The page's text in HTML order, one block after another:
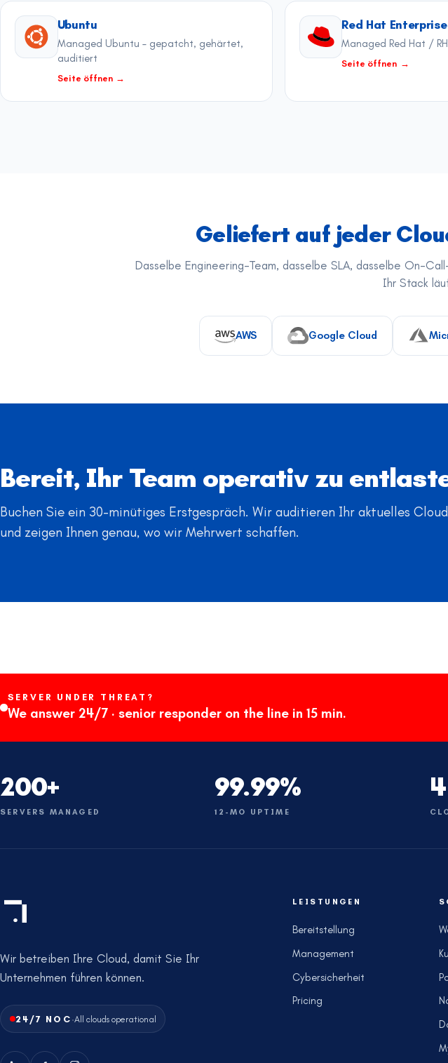
Ubuntu
Managed Ubuntu – gepatcht, gehärtet,
auditiert
Seite öffnen →
Red Hat
Managed Red Hat /
Seite öffnen →
Geliefert auf jeder
Dasselbe Engineering-Team, dasselbe SLA, dasselbe On-
Ihr Stack
AWS Google Cloud
Bereit, Ihr Team operativ zu
Buchen Sie ein 30-minütiges Erstgespräch. Wir auditieren Ihr aktuelles
und zeigen Ihnen genau, wo wir Mehrwert schaffen.
SERVER UNDER THREAT?
We answer 24/7 · senior responder on the line in 15 min.
200+
SERVERS MANAGED
99.99%
12-MO UPTIME
4
Wir betreiben Ihre Cloud, damit Sie Ihr
Unternehmen führen können.
24/7 NOC ·All clouds operational
LEISTUNGEN
Bereitstellung
Management
Cybersicherheit
Pricing